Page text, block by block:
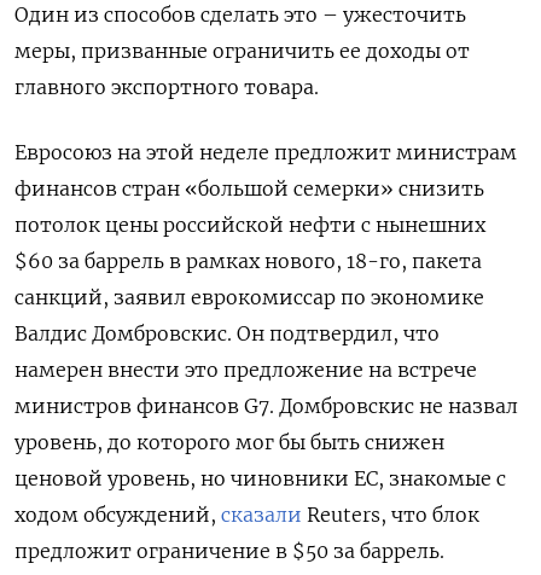
Один из способов сделать это – ужесточить
меры, призванные ограничить ее доходы от
главного экспортного товара.
Евросоюз на этой неделе предложит министрам
финансов стран «большой семерки» снизить
потолок цены российской нефти с нынешних
$60 за баррель в рамках нового, 18-го, пакета
санкций, заявил еврокомиссар по экономике
Валдис Домбровскис. Он подтвердил, что
намерен внести это предложение на встрече
министров финансов G7. Домбровскис не назвал
уровень, до которого мог бы быть снижен
ценовой уровень, но чиновники ЕС, знакомые с
ходом обсуждений, сказали Reuters, что блок
предложит ограничение в $50 за баррель.